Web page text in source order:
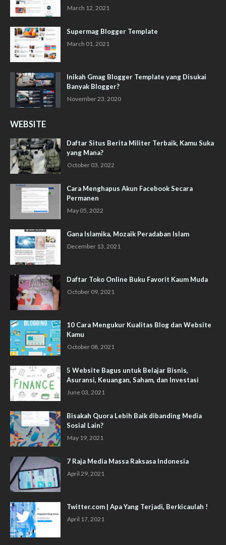
March 12, 2021
Supermag Blogger Template
March 01, 2021
Inikah Gmag Blogger Template yang Disukai
Banyak Blogger?
November 23, 2020
WEBSITE
Daftar Situs Berita Militer Terbaik, Kamu Suka
yang Mana?
October 03, 2022
Cara Menghapus Akun Facebook Secara
Permanen
May 05, 2022
Gana Islamika, Mozaik Peradaban Islam
December 13, 2021
Daftar Toko Online Buku Favorit Kaum Muda
October 09, 2021
10 Cara Mengukur Kualitas Blog dan Website
Kamu
October 08, 2021
5 Website Bagus untuk Belajar Bisnis,
Asuransi, Keuangan, Saham, dan Investasi
June 03, 2021
Bisakah Quora Lebih Baik dibanding Media
Sosial Lain?
May 19, 2021
7 Raja Media Massa Raksasa Indonesia
April 29, 2021
Twitter.com | Apa Yang Terjadi, Berkicaulah !
April 17, 2021